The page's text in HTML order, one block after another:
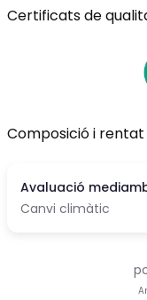
permet combinar-la
d'aquesta peça una
Certificats de
Composició i rentat